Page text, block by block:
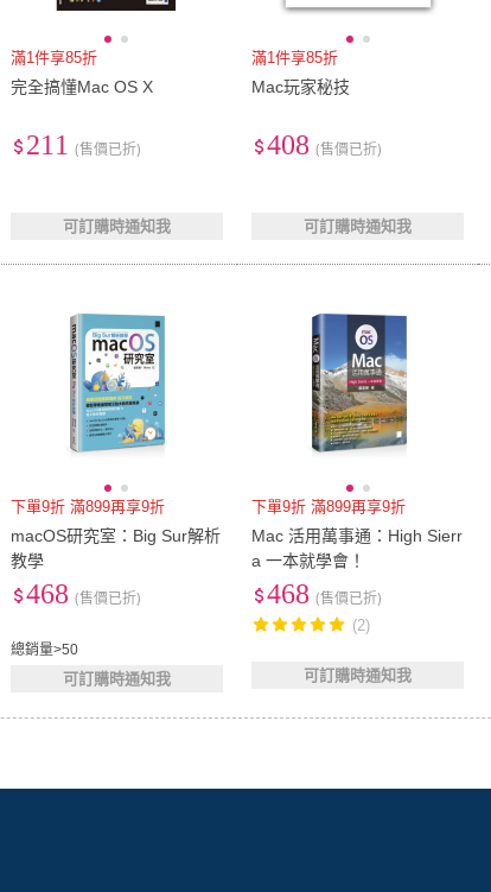
滿1件享85折
完全搞懂Mac OS X
211 (售價已折)
可訂購時通知我
滿1件享85折
Mac玩家秘技
408 (售價已折)
可訂購時通知我
下單9折 滿899再享9折
macOS研究室：Big Sur解析
教學
總銷量>50
468 (售價已折)
可訂購時通知我
下單9折 滿899再享9折
Mac 活用萬事通：High Sierr
a 一本就學會！
468 (售價已折)
(2)
可訂購時通知我